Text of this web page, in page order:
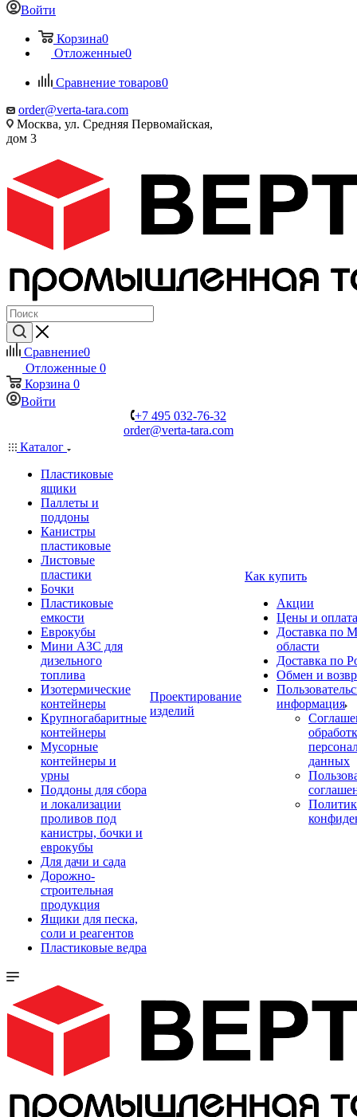
Войти
Корзина0
Отложенные0
Сравнение товаров0
order@verta-tara.com
Москва, ул. Средняя Первомайская,
дом 3
Сравнение0
Отложенные 0
Корзина 0
Войти
+7 495 032-76-32
order@verta-tara.com
Каталог
Пластиковые
ящики
Паллеты и
поддоны
Канистры
пластиковые
Листовые
пластики
Бочки
Пластиковые
емкости
Еврокубы
Мини АЗС для
дизельного
топлива
Изотермические
контейнеры
Крупногабаритные
контейнеры
Мусорные
контейнеры и
урны
Поддоны для сбора
и локализации
проливов под
канистры, бочки и
еврокубы
Для дачи и сада
Дорожно-
строительная
продукция
Ящики для песка,
соли и реагентов
Пластиковые ведра
Проектирование
изделий
Как купить
Акции
Цены и оплата
Доставка по
области
Доставка по
Обмен и
информация
данных